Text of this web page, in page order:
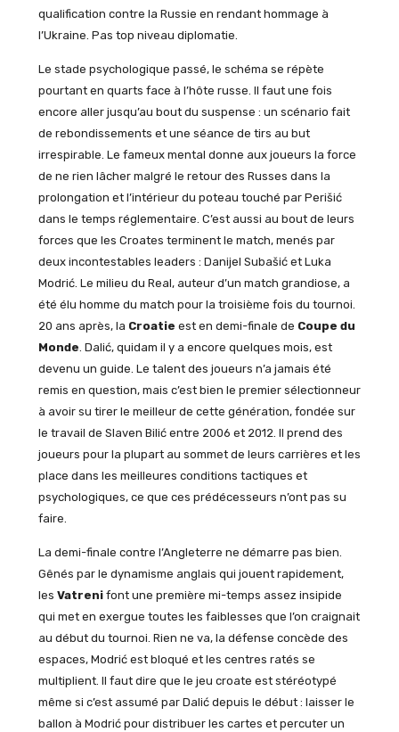
qualification contre la Russie en rendant hommage à
l’Ukraine. Pas top niveau diplomatie.
Le stade psychologique passé, le schéma se répète
pourtant en quarts face à l’hôte russe. Il faut une fois
encore aller jusqu’au bout du suspense : un scénario fait
de rebondissements et une séance de tirs au but
irrespirable. Le fameux mental donne aux joueurs la force
de ne rien lâcher malgré le retour des Russes dans la
prolongation et l’intérieur du poteau touché par Perišić
dans le temps réglementaire. C’est aussi au bout de leurs
forces que les Croates terminent le match, menés par
deux incontestables leaders : Danijel Subašić et Luka
Modrić. Le milieu du Real, auteur d’un match grandiose, a
été élu homme du match pour la troisième fois du tournoi.
20 ans après, la Croatie est en demi-finale de Coupe du
Monde. Dalić, quidam il y a encore quelques mois, est
devenu un guide. Le talent des joueurs n’a jamais été
remis en question, mais c’est bien le premier sélectionneur
à avoir su tirer le meilleur de cette génération, fondée sur
le travail de Slaven Bilić entre 2006 et 2012. Il prend des
joueurs pour la plupart au sommet de leurs carrières et les
place dans les meilleures conditions tactiques et
psychologiques, ce que ces prédécesseurs n’ont pas su
faire.
La demi-finale contre l’Angleterre ne démarre pas bien.
Gênés par le dynamisme anglais qui jouent rapidement,
les Vatrenifont une première mi-temps assez insipide
qui met en exergue toutes les faiblesses que l’on craignait
au début du tournoi. Rien ne va, la défense concède des
espaces, Modrić est bloqué et les centres ratés se
multiplient. Il faut dire que le jeu croate est stéréotypé
même si c’est assumé par Dalić depuis le début : laisser le
ballon à Modrić pour distribuer les cartes et percuter un